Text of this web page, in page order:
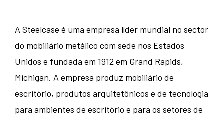
A Steelcase é uma empresa líder mundial no sector
do mobiliário metálico com sede nos Estados
Unidos e fundada em 1912 em Grand Rapids,
Michigan. A empresa produz mobiliário de
escritório, produtos arquitetônicos e de tecnologia
para ambientes de escritório e para os setores de